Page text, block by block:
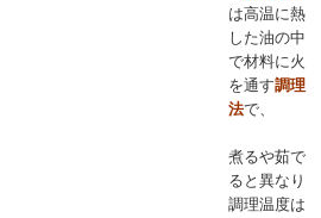
は高温に熱
した油の中
で材料に火
を通す調理
法で、
煮るや茹で
ると異なり
調理温度は